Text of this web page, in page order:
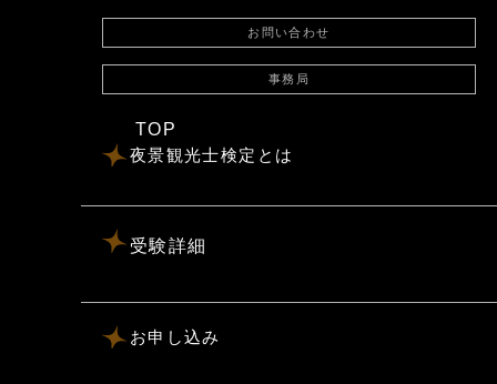
お問い合わせ
事務局
TOP
夜景観光士検定とは
受験詳細
お申し込み